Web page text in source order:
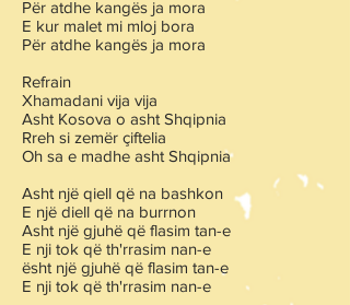
Për atdhe kangës ja mora
E kur malet mi mloj bora
Për atdhe kangës ja mora
Refrain
Xhamadani vija vija
Asht Kosova o asht Shqipnia
Rreh si zemër çiftelia
Oh sa e madhe asht Shqipnia
Asht një qiell që na bashkon
E një diell që na burrnon
Asht një gjuhë që flasim tan-e
E nji tok që th'rrasim nan-e
ësht një gjuhë që flasim tan-e
E nji tok që th'rrasim nan-e